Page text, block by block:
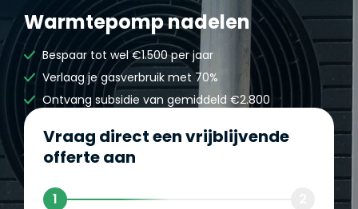
Warmtepomp nadelen
Bespaar tot wel €1.500 per jaar
Verlaag je gasverbruik met 70%
Ontvang subsidie van gemiddeld €2.800
Vraag direct een vrijblijvende
offerte aan
1